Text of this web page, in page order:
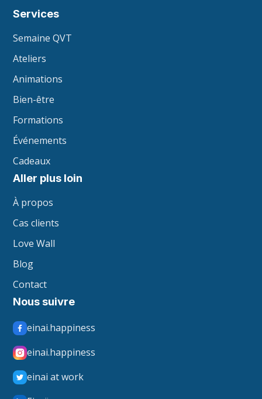
Services
Semaine QVT
Ateliers
Animations
Bien-être
Formations
Événements
Cadeaux
Aller plus loin
À propos
Cas clients
Love Wall
Blog
Contact
Nous suivre
einai.happiness
einai.happiness
einai at work